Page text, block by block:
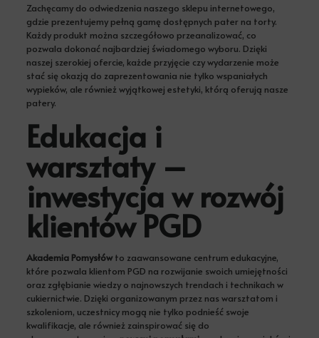
Zachęcamy do odwiedzenia naszego sklepu internetowego,
gdzie prezentujemy pełną gamę dostępnych pater na torty.
Każdy produkt można szczegółowo przeanalizować, co
pozwala dokonać najbardziej świadomego wyboru. Dzięki
naszej szerokiej ofercie, każde przyjęcie czy wydarzenie może
stać się okazją do zaprezentowania nie tylko wspaniałych
wypieków, ale również wyjątkowej estetyki, którą oferują nasze
patery.
Edukacja i
warsztaty –
inwestycja w rozwój
klientów PGD
Akademia Pomysłówto zaawansowane centrum edukacyjne,
które pozwala klientom PGD na rozwijanie swoich umiejętności
oraz zgłębianie wiedzy o najnowszych trendach i technikach w
cukiernictwie. Dzięki organizowanym przez nas warsztatom i
szkoleniom, uczestnicy mogą nie tylko podnieść swoje
kwalifikacje, ale również zainspirować się do